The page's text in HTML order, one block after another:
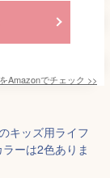
Amazonでチェック >>
キッズ用ライフ
ーは2色ありま